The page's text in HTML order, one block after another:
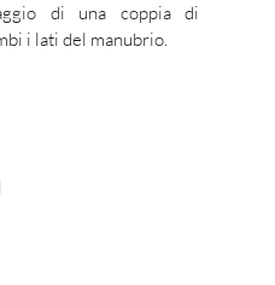
di una coppia di
i lati del manubrio.